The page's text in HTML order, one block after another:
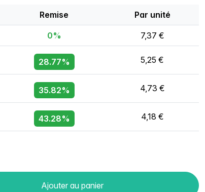
Remise Par unité
0% 7,37 €
28.77% 5,25 €
35.82% 4,73 €
43.28% 4,18 €
Ajouter au panier